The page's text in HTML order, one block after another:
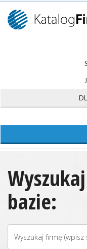
bazie: